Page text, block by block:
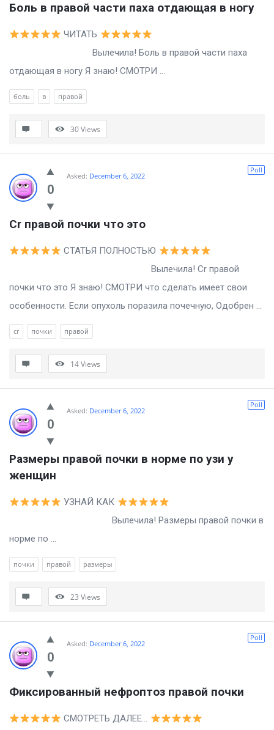
Боль в правой части паха отдающая в ногу
ЧИТАТЬ
Вылечила! Боль в правой части паха
отдающая в ногу Я знаю! СМОТРИ ...
боль в правой
30Views
0
Poll
Asked: December 6, 2022
Cr правой почки что это
СТАТЬЯ ПОЛНОСТЬЮ
Вылечила! Cr правой
почки что это Я знаю! СМОТРИ что сделать имеет свои
особенности. Если опухоль поразила почечную, Одобрен ...
cr почки правой
14Views
0
Poll
Asked: December 6, 2022
Размеры правой почки в норме по узи у
женщин
УЗНАЙ КАК
Вылечила! Размеры правой почки в
норме по ...
почки правой размеры
23 Views
0
Poll
Asked: December 6, 2022
Фиксированный нефроптоз правой почки
СМОТРЕТЬ ДАЛЕЕ…